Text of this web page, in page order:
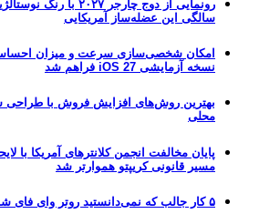
سالگی این عضله‌ساز آمریکایی
امکان شخصی‌سازی سرعت و میزان
نسخه آزمایشی iOS 27 فراهم شد
بهترین روش‌های افزایش فروش با
محلی
مسیر قانونی کریپتو هموارتر شد
۵ کار جالب که نمی‌دانستید روتر وای فای شما می‌تواند انجام دهد